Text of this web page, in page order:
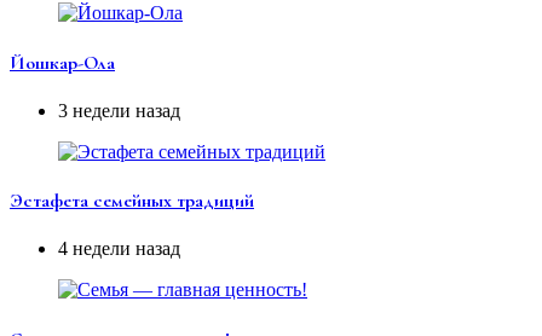
Йошкар-Ола
3 недели назад
Эстафета семейных традиций
4 недели назад